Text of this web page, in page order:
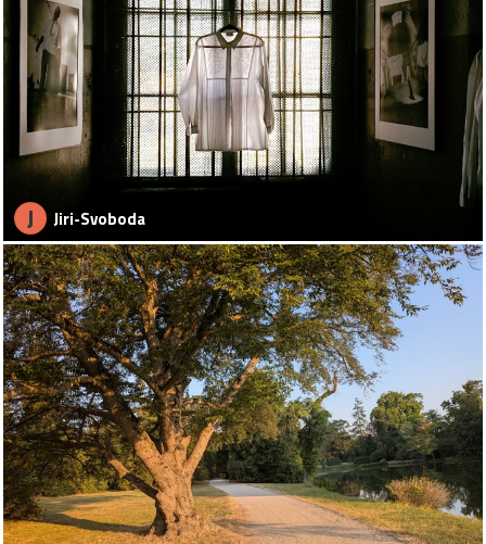
J Jiri-Svoboda